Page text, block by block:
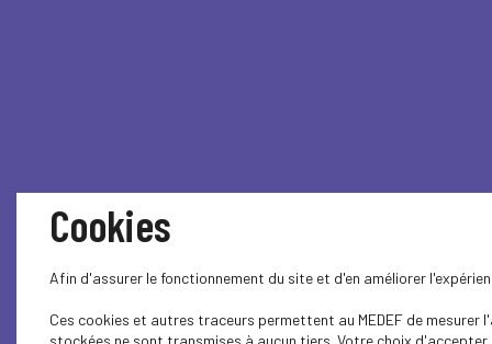
Cookies
Afin d'assurer le fonctionnement du site et d'en améliorer
Ces cookies et autres traceurs permettent au MEDEF de
stockées ne sont transmises à aucun tiers. Votre choix